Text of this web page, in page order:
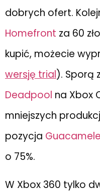
dobrych ofert.
Homefront za 60
kupić, możecie
wersję trial). Sporą
Deadpool na Xbox
mniejszych
pozycja
o 75%.
W Xbox 360 tylko